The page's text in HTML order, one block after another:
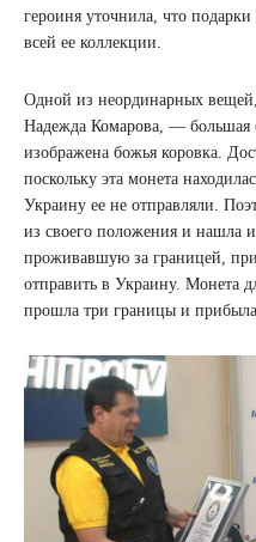
героиня уточнила, что подарки
всей ее коллекции.
Одной из неординарных
Надежда Комарова, — большая
изображена божья коровка.
поскольку эта монета
Украину ее не отправляли.
из своего положения и нашла
проживавшую за границей,
отправить в Украину. Монета
прошла три границы и